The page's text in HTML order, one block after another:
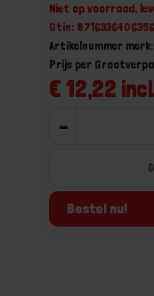
Niet op voorraad,
Gtin:
Artikelnummer
€ 12,22
Prijs per
-
Bestel nu!